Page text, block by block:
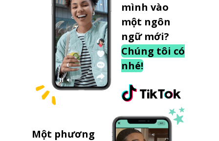
mình vào
một ngôn
ngữ mới?
Chúng tôi có
nhé!
Một phương